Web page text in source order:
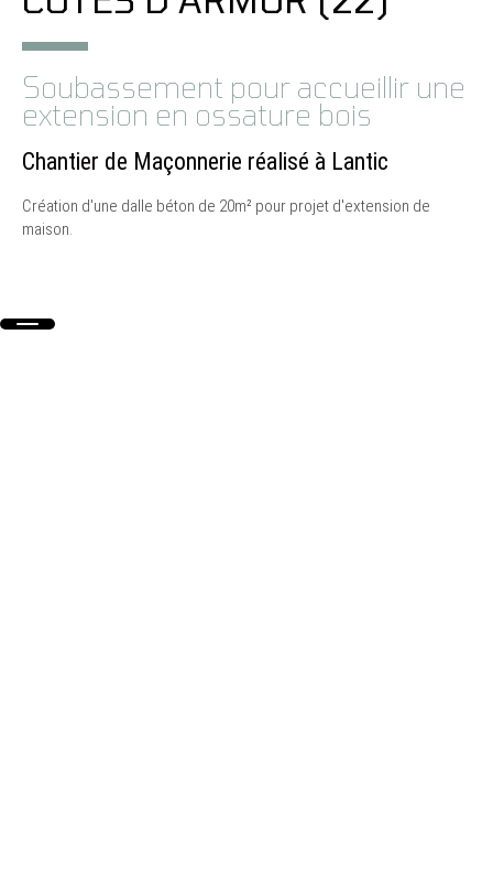
Soubassement pour accueillir une
extension en ossature bois
Chantier de Maçonnerie réalisé à Lantic
Création d'une dalle béton de 20m² pour projet d'extension de
maison.